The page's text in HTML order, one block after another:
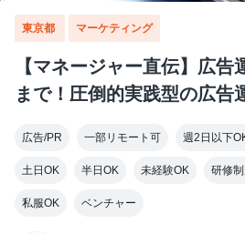
東京都 マーケティング
【マネージャー直伝】広告
まで！圧倒的実践型の広告
広告/PR 一部リモート可 週2日以下
土日OK 半日OK 未経験OK 研修
私服OK ベンチャー